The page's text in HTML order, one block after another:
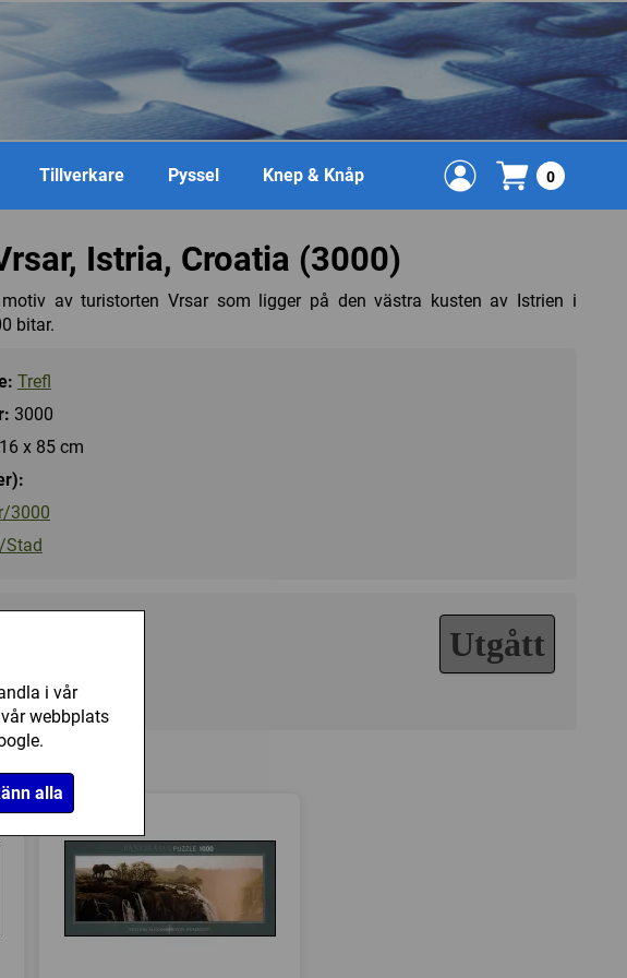
i vår
webbplats
alla
Tillverkare Pyssel Knep & Knåp 0
Istria, Croatia (3000)
av turistorten Vrsar som ligger på den västra kusten av Istrien i
bitar.
Trefl
3000
x 85 cm
3000
Stad
Utgått